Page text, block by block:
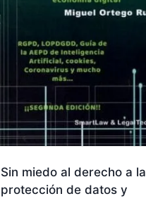
Sin miedo al derecho a la
protección de datos y